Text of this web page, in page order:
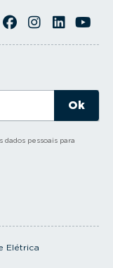
Elétrica
pessoais para